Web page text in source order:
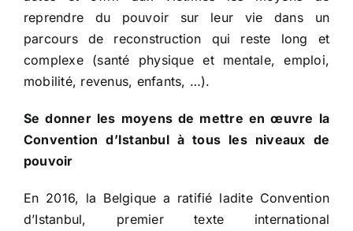
reprendre du pouvoir sur leur vie dans un
parcours de reconstruction qui reste long et
complexe (santé physique et mentale, emploi,
mobilité, revenus, enfants, …).
Se donner les moyens de mettre en œuvre la
Convention d’Istanbul à tous les niveaux de
pouvoir
En 2016, la Belgique a ratifié ladite Convention
d’Istanbul, premier texte international